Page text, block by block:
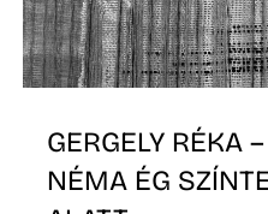
GERGELY RÉKA
NÉMA ÉG